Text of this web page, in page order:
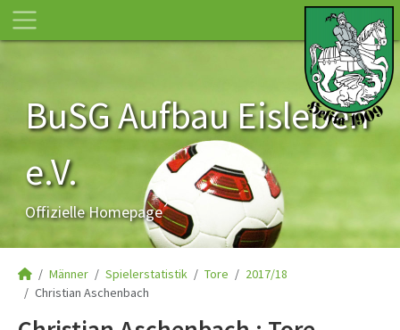
BuSG Aufbau Eisleben
e.V.
Offizielle Homepage
Männer Spielerstatistik Tore
2017/18
Christian Aschenbach